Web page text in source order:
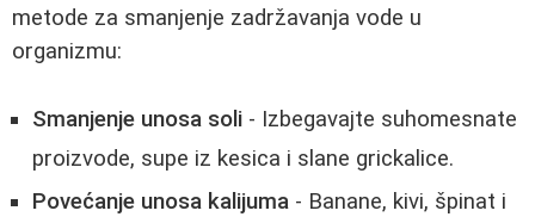
metode za smanjenje zadržavanja vode u
organizmu:
Smanjenje unosa soli - Izbegavajte suhomesnate
proizvode, supe iz kesica i slane grickalice.
Povećanje unosa kalijuma - Banane, kivi, špinat i